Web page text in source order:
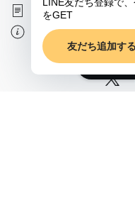
特定商取引法に基づく表
会員規約
シ